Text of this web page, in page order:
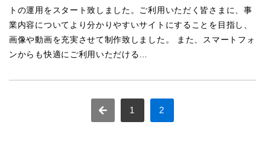
トの運用をスタート致しました。ご利用いただく皆さまに、事
業内容についてより分かりやすいサイトにすることを目指し、
画像や動画を充実させて制作致しました。 また、スマートフォ
ンからも快適にご利用いただける…
1 2